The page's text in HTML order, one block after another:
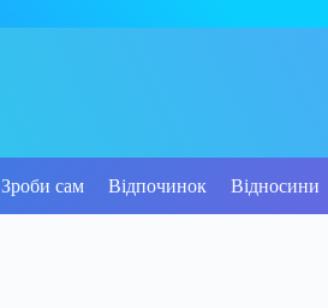
Зроби сам Відпочинок Відносини